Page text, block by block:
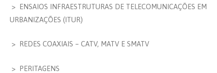
> ENSAIOS INFRAESTRUTURAS DE TELECOMUNICAÇÕES EM
URBANIZAÇÕES (ITUR)
> REDES COAXIAIS – CATV, MATV E SMATV
> PERITAGENS